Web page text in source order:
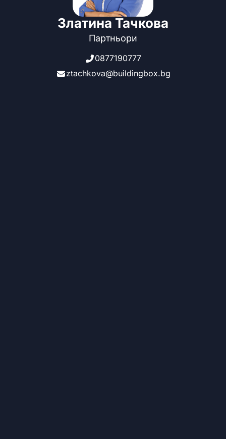
Златина Тачкова
Партньори
0877190777
ztachkova@buildingbox.bg